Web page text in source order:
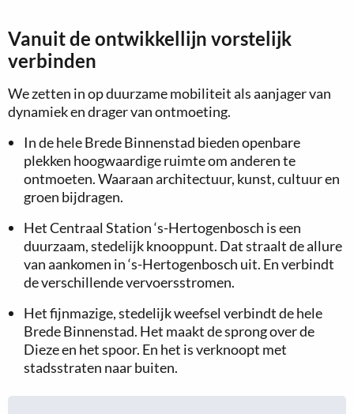
Vanuit de ontwikkellijn vorstelijk
verbinden
We zetten in op duurzame mobiliteit als aanjager van
dynamiek en drager van ontmoeting.
In de hele Brede Binnenstad bieden openbare
plekken hoogwaardige ruimte om anderen te
ontmoeten. Waaraan architectuur, kunst, cultuur en
groen bijdragen.
Het Centraal Station ‘s-Hertogenbosch is een
duurzaam, stedelijk knooppunt. Dat straalt de allure
van aankomen in ‘s-Hertogenbosch uit. En verbindt
de verschillende vervoersstromen.
Het fijnmazige, stedelijk weefsel verbindt de hele
Brede Binnenstad. Het maakt de sprong over de
Dieze en het spoor. En het is verknoopt met
stadsstraten naar buiten.